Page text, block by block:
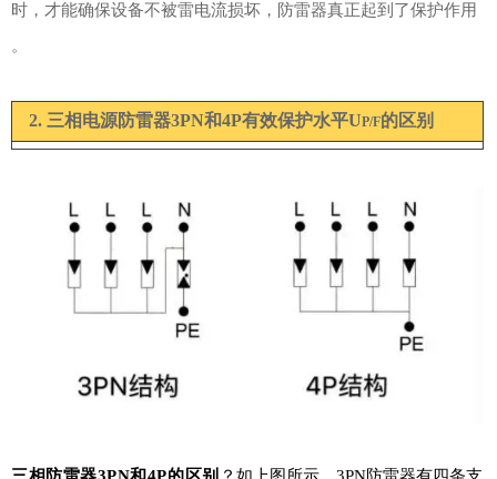
时，才能确保设备不被雷电流损坏，防雷器真正起到了保护作用
。
2. 三相电源防雷器3PN和4P有效保护水平UP/F的区别